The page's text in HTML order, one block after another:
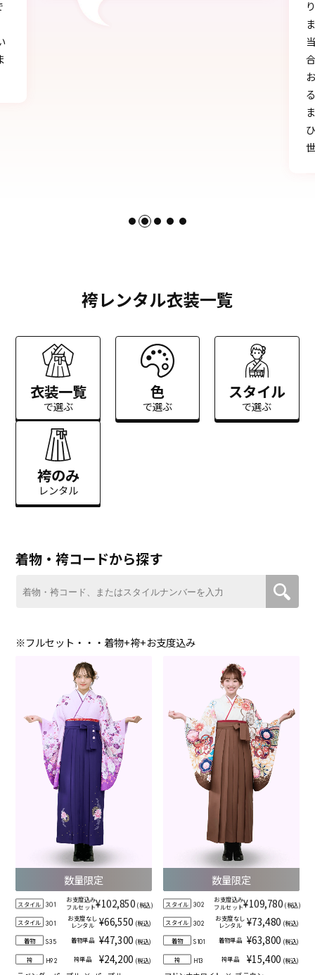
袴レンタル衣装一覧
衣装一覧
で選ぶ
色
で選ぶ
スタイル
で選ぶ
袴のみ
レンタル
着物・袴コードから探す
※フルセット・・・着物+袴+お支度込み
数量限定
スタイル 301
お支度込み
フルセット¥102,850 (税込)
スタイル 301
お支度なし
レンタル
¥66,550 (税込)
着物 S35 着物単品 ¥47,300 (税込)
袴 H92 袴単品 ¥24,200 (税込)
数量限定
スタイル 302
お支度込み
フルセット¥109,780 (税込)
スタイル 302
お支度なし
レンタル ¥73,480 (税込)
着物 S101 着物単品 ¥63,800 (税込)
袴 H13 袴単品 ¥15,400 (税込)